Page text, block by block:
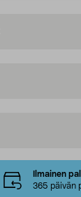
Ilmainen
365 päivän